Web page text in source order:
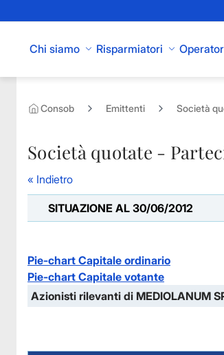
Chi siamo Risparmiatori
Consob Emittenti Società
Società quotate -
« Indietro
SITUAZIONE AL 30/06/2012
Pie-chart Capitale ordinario
Pie-chart Capitale votante
Azionisti rilevanti di MEDIOLANUM